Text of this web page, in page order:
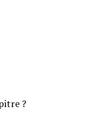
?